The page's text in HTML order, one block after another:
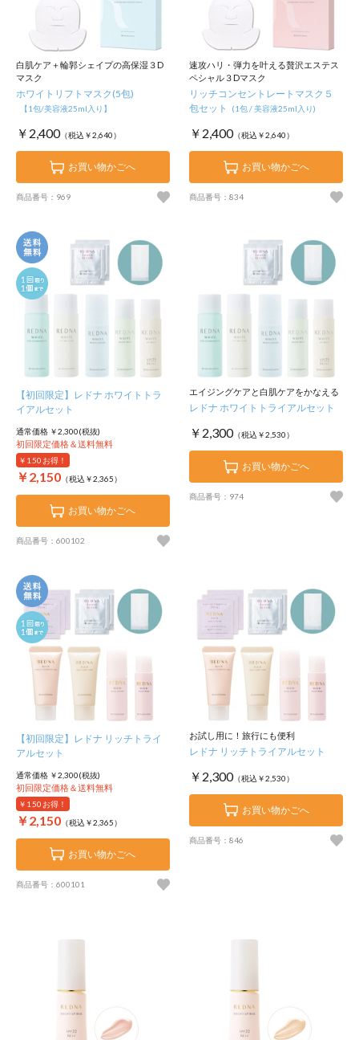
白肌ケア＋輪郭シェイプの高保湿３D
マスク
ホワイトリフトマスク(5包)
【1包/美容液25ml入り】
￥2,400（税込￥2,640）
お買い物かごへ
商品番号：969
速攻ハリ・弾力を叶える贅沢エステス
ペシャル３Dマスク
リッチコンセントレートマスク５
包セット
(1包 / 美容液25ml入り)
￥2,400（税込￥2,640）
お買い物かごへ
商品番号：834
【初回限定】レドナ ホワイトトラ
イアルセット
通常価格 ￥2,300(税抜)
初回限定価格＆送料無料
￥150 お得！
￥2,150 （税込￥2,365）
お買い物かごへ
商品番号：600102
エイジングケアと白肌ケアをかなえる
レドナ ホワイトトライアルセット
￥2,300（税込￥2,530）
お買い物かごへ
商品番号：974
【初回限定】レドナ リッチトライ
アルセット
通常価格 ￥2,300(税抜)
初回限定価格＆送料無料
￥150 お得！
￥2,150 （税込￥2,365）
お買い物かごへ
商品番号：600101
お試し用に！旅行にも便利
レドナ リッチトライアルセット
￥2,300（税込￥2,530）
お買い物かごへ
商品番号：846